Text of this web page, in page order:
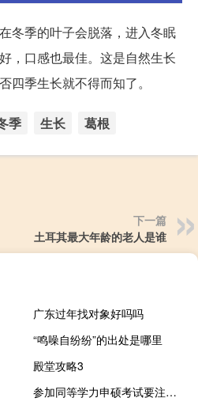
冬季的叶子会脱落，进入冬眠
，口感也最佳。这是自然生长
四季生长就不得而知了。
季 生长 葛根
下一篇
土耳其最大年龄的老人是谁
广东过年找对象好吗吗
“鸣噪自纷纷”的出处是哪里
殿堂攻略3
参加同等学力申硕考试要注意哪些规定